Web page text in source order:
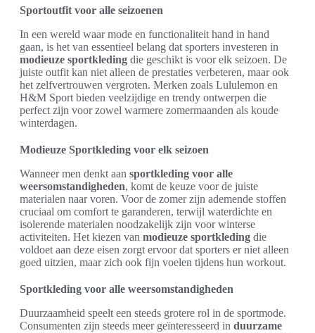
Sportoutfit voor alle seizoenen
In een wereld waar mode en functionaliteit hand in hand
gaan, is het van essentieel belang dat sporters investeren in
modieuze sportkleding die geschikt is voor elk seizoen. De
juiste outfit kan niet alleen de prestaties verbeteren, maar ook
het zelfvertrouwen vergroten. Merken zoals Lululemon en
H&M Sport bieden veelzijdige en trendy ontwerpen die
perfect zijn voor zowel warmere zomermaanden als koude
winterdagen.
Modieuze Sportkleding voor elk seizoen
Wanneer men denkt aan sportkleding voor alle
weersomstandigheden, komt de keuze voor de juiste
materialen naar voren. Voor de zomer zijn ademende stoffen
cruciaal om comfort te garanderen, terwijl waterdichte en
isolerende materialen noodzakelijk zijn voor winterse
activiteiten. Het kiezen van modieuze sportkleding die
voldoet aan deze eisen zorgt ervoor dat sporters er niet alleen
goed uitzien, maar zich ook fijn voelen tijdens hun workout.
Sportkleding voor alle weersomstandigheden
Duurzaamheid speelt een steeds grotere rol in de sportmode.
Consumenten zijn steeds meer geïnteresseerd in duurzame